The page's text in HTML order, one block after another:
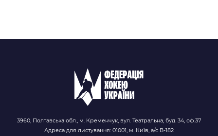
3960, Полтавська обл., м. Кременчук, вул. Театральна, буд. 34, оф.37
Адреса для листування: 01001, м. Київ, а/с В-182